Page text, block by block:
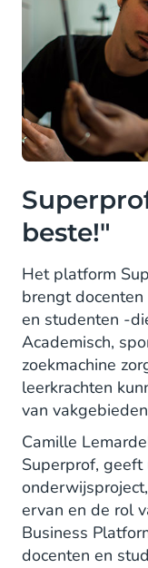
beste!"
Het platform
brengt
en studenten -
Academisch,
zoekmachine
leerkrachten
van
Camille
Superprof,
ervan en de rol
Business
docenten en